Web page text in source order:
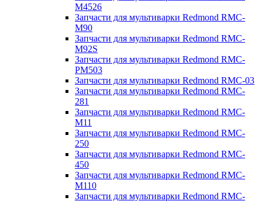
M4526
Запчасти для мультиварки Redmond RMC-
M90
Запчасти для мультиварки Redmond RMC-
M92S
Запчасти для мультиварки Redmond RMC-
PM503
Запчасти для мультиварки Redmond RMC-03
Запчасти для мультиварки Redmond RMC-
281
Запчасти для мультиварки Redmond RMC-
M11
Запчасти для мультиварки Redmond RMC-
250
Запчасти для мультиварки Redmond RMC-
450
Запчасти для мультиварки Redmond RMC-
M110
Запчасти для мультиварки Redmond RMC-